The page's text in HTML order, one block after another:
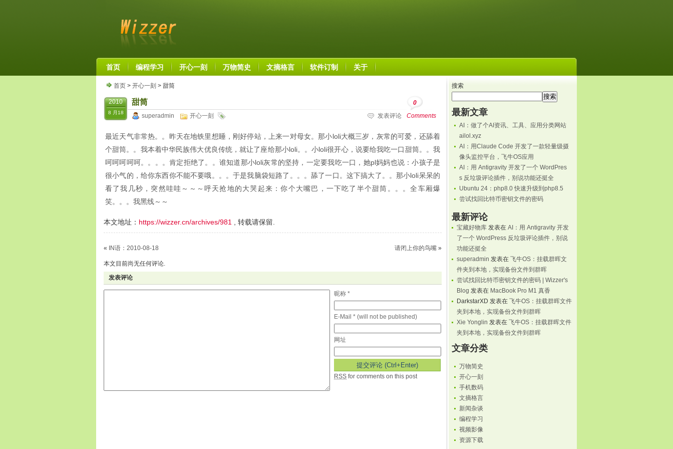
首页 编程学习 开心一刻 万物简史 文摘格言 软件订制 关于
首页 > 开心一刻 > 甜筒
2010
8 月18
甜筒
superadmin 开心一刻
0
Comments
发表评论
最近天气非常热。。昨天在地铁里想睡，刚好停站，上来一对母女。那小loli大概三岁，灰常的可爱，还舔着
个甜筒。。我本着中华民族伟大优良传统，就让了座给那小loli。。小loli很开心，说要给我吃一口甜筒。。我
呵呵呵呵呵。。。。肯定拒绝了。。谁知道那小loli灰常的坚持，一定要我吃一口，她pl妈妈也说：小孩子是
很小气的，给你东西你不能不要哦。。。于是我脑袋短路了。。。舔了一口。这下搞大了。。那小loli呆呆的
看了我几秒，突然哇哇～～～呼天抢地的大哭起来：你个大嘴巴，一下吃了半个甜筒。。。全车厢爆
笑。。。我黑线～～
本文地址： https://wizzer.cn/archives/981 , 转载请保留.
« IN语：2010-08-18 请闭上你的鸟嘴 »
本文目前尚无任何评论.
发表评论
昵称 *
E-Mail * (will not be published)
网址
RSS for comments on this post
搜索
搜索
最新文章
AI：做了个AI资讯、工具、应用分类网站
ailol.xyz
AI：用Claude Code 开发了一款轻量级摄
像头监控平台，飞牛OS应用
AI：用 Antigravity 开发了一个 WordPres
s 反垃圾评论插件，别说功能还挺全
Ubuntu 24：php8.0 快速升级到php8.5
尝试找回比特币密钥文件的密码
最新评论
宝藏好物库 发表在 AI：用 Antigravity 开发
了一个 WordPress 反垃圾评论插件，别说
功能还挺全
superadmin 发表在 飞牛OS：挂载群晖文
件夹到本地，实现备份文件到群晖
尝试找回比特币密钥文件的密码 | Wizzer's
Blog 发表在 MacBook Pro M1 真香
DarkstarXD 发表在 飞牛OS：挂载群晖文件
夹到本地，实现备份文件到群晖
Xie Yonglin 发表在 飞牛OS：挂载群晖文件
夹到本地，实现备份文件到群晖
文章分类
万物简史
开心一刻
手机数码
文摘格言
新闻杂谈
编程学习
视频影像
资源下载